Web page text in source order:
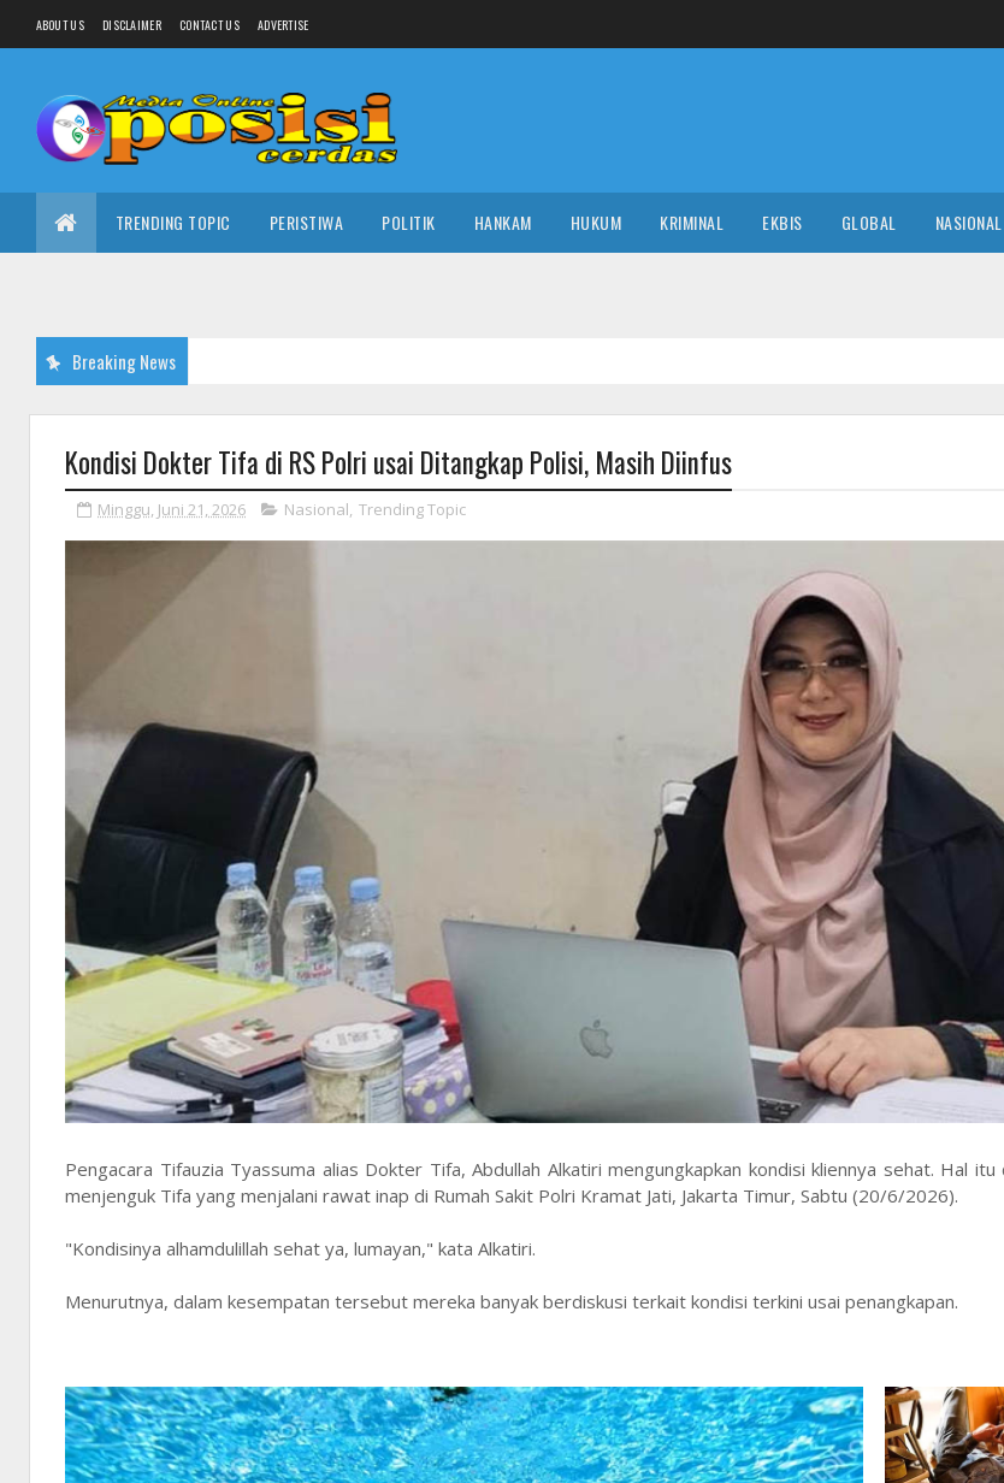
ABOUT US DISCLAIMER CONTACT US ADVERTISE
TRENDING TOPIC PERISTIWA POLITIK HANKAM HUKUM KRIMINAL EKBIS GLOBAL NASIONAL
Breaking News
Kondisi Dokter Tifa di RS Polri usai Ditangkap Polisi, Masih Diinfus
Minggu, Juni 21, 2026 Nasional, Trending Topic
Pengacara Tifauzia Tyassuma alias Dokter Tifa, Abdullah Alkatiri mengungkapkan kondisi kliennya sehat. Hal itu
menjenguk Tifa yang menjalani rawat inap di Rumah Sakit Polri Kramat Jati, Jakarta Timur, Sabtu (20/6/2026).
"Kondisinya alhamdulillah sehat ya, lumayan," kata Alkatiri.
Menurutnya, dalam kesempatan tersebut mereka banyak berdiskusi terkait kondisi terkini usai penangkapan.